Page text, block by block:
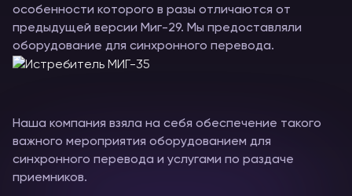
особенности которого в разы отличаются от
предыдущей версии Миг-29. Мы предоставляли
оборудование для синхронного перевода.
Наша компания взяла на себя обеспечение такого
важного мероприятия оборудованием для
синхронного перевода и услугами по раздаче
приемников.